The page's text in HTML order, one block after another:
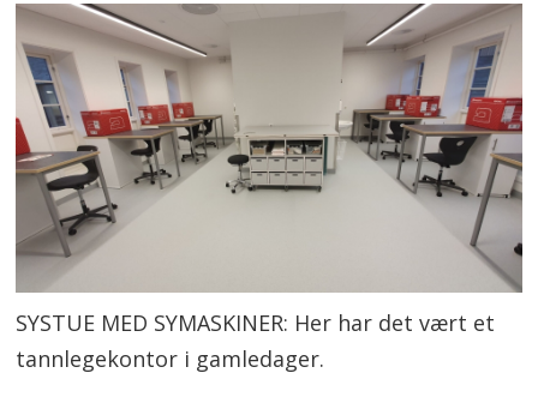
SYSTUE MED SYMASKINER: Her har det vært et
tannlegekontor i gamledager.